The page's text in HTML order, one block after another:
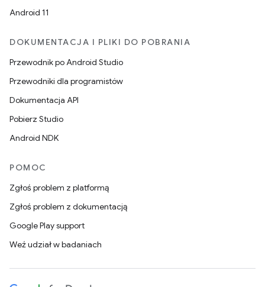
Android 11
DOKUMENTACJA I PLIKI DO POBRANIA
Przewodnik po Android Studio
Przewodniki dla programistów
Dokumentacja API
Pobierz Studio
Android NDK
POMOC
Zgłoś problem z platformą
Zgłoś problem z dokumentacją
Google Play support
Weź udział w badaniach